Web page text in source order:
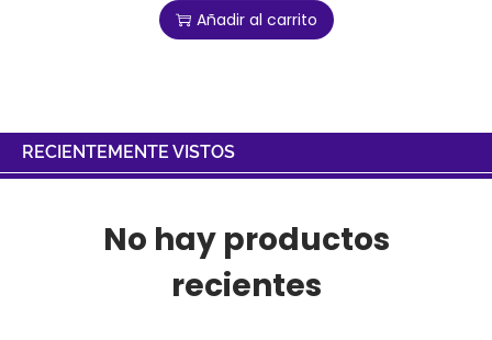
Añadir al carrito
RECIENTEMENTE VISTOS
No hay productos
recientes